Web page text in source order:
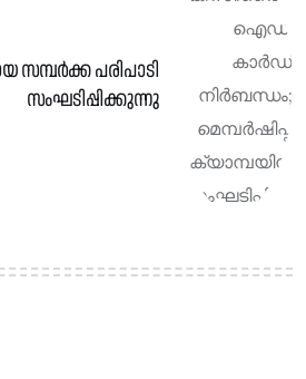
പരിപാടി
സംഘടിപ്പിക്കുന്നു